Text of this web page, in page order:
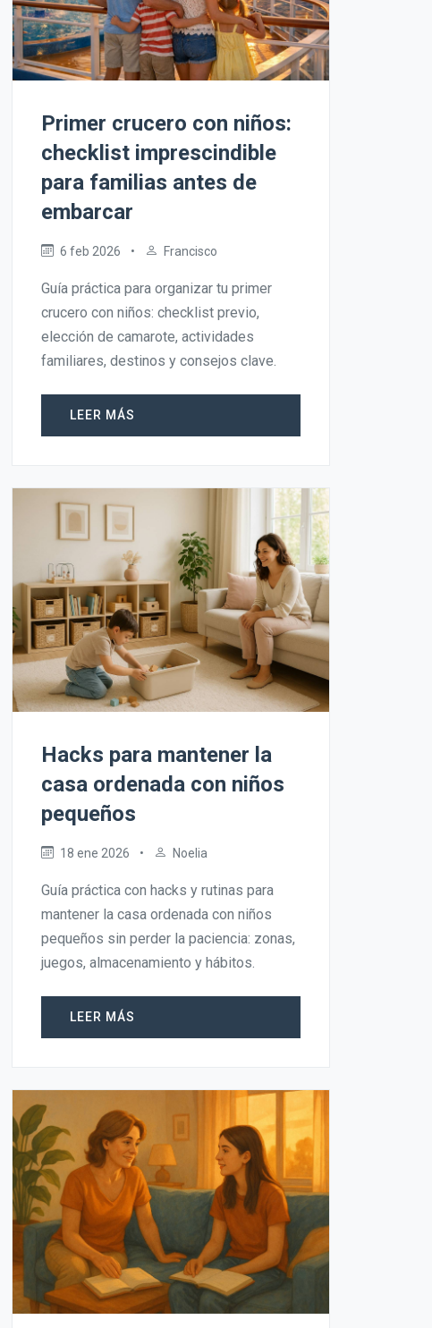
Primer crucero con niños:
checklist imprescindible
para familias antes de
embarcar
6 feb 2026 • Francisco
Guía práctica para organizar tu primer
crucero con niños: checklist previo,
elección de camarote, actividades
familiares, destinos y consejos clave.
LEER MÁS
Hacks para mantener la
casa ordenada con niños
pequeños
18 ene 2026 • Noelia
Guía práctica con hacks y rutinas para
mantener la casa ordenada con niños
pequeños sin perder la paciencia: zonas,
juegos, almacenamiento y hábitos.
LEER MÁS